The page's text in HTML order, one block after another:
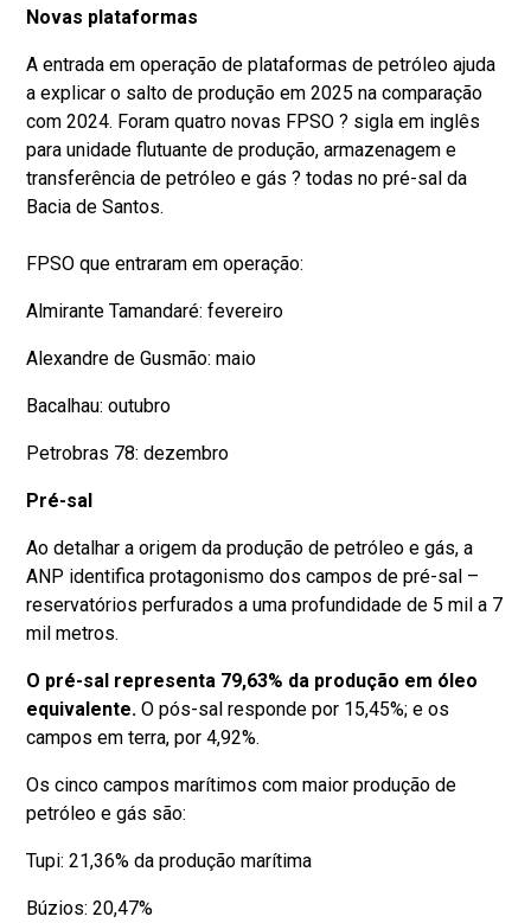
Novas plataformas
A entrada em operação de plataformas de petróleo ajuda
a explicar o salto de produção em 2025 na comparação
com 2024. Foram quatro novas FPSO ? sigla em inglês
para unidade flutuante de produção, armazenagem e
transferência de petróleo e gás ? todas no pré-sal da
Bacia de Santos.
FPSO que entraram em operação:
Almirante Tamandaré: fevereiro
Alexandre de Gusmão: maio
Bacalhau: outubro
Petrobras 78: dezembro
Pré-sal
Ao detalhar a origem da produção de petróleo e gás, a
ANP identifica protagonismo dos campos de pré-sal –
reservatórios perfurados a uma profundidade de 5 mil a 7
mil metros.
O pré-sal representa 79,63% da produção em óleo
equivalente. O pós-sal responde por 15,45%; e os
campos em terra, por 4,92%.
Os cinco campos marítimos com maior produção de
petróleo e gás são:
Tupi: 21,36% da produção marítima
Búzios: 20,47%